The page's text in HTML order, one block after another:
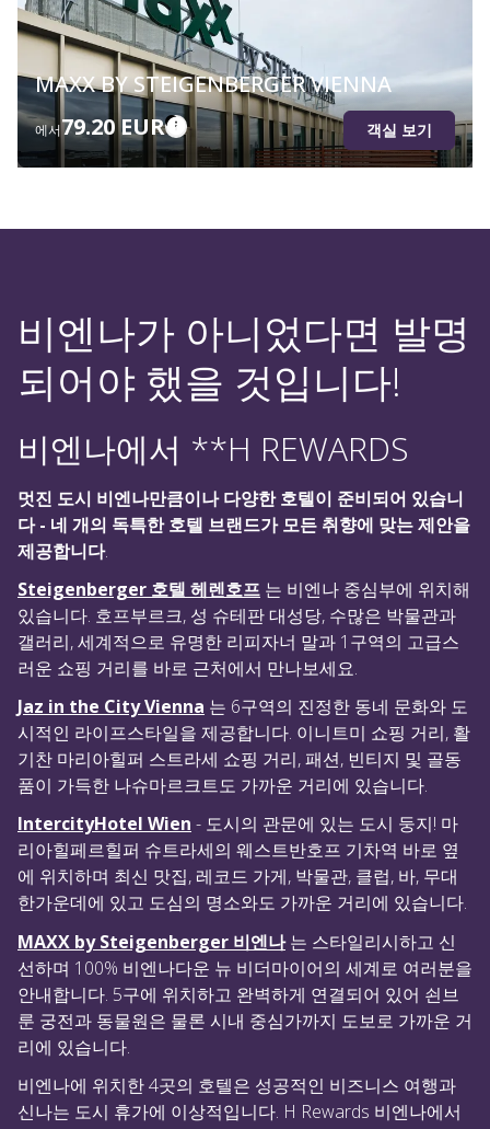
MAXX BY STEIGENBERGER VIENNA
에서79.20 EUR 객실 보기
비엔나가 아니었다면 발명
되어야 했을 것입니다!
비엔나에서 **H REWARDS
멋진 도시 비엔나만큼이나 다양한 호텔이 준비되어 있습니
다 - 네 개의 독특한 호텔 브랜드가 모든 취향에 맞는 제안을
제공합니다.
Steigenberger 호텔 헤렌호프 는 비엔나 중심부에 위치해
있습니다. 호프부르크, 성 슈테판 대성당, 수많은 박물관과
갤러리, 세계적으로 유명한 리피자너 말과 1구역의 고급스
러운 쇼핑 거리를 바로 근처에서 만나보세요.
Jaz in the City Vienna 는 6구역의 진정한 동네 문화와 도
시적인 라이프스타일을 제공합니다. 이니트미 쇼핑 거리, 활
기찬 마리아힐퍼 스트라세 쇼핑 거리, 패션, 빈티지 및 골동
품이 가득한 나슈마르크트도 가까운 거리에 있습니다.
IntercityHotel Wien - 도시의 관문에 있는 도시 둥지! 마
리아힐페르힐퍼 슈트라세의 웨스트반호프 기차역 바로 옆
에 위치하며 최신 맛집, 레코드 가게, 박물관, 클럽, 바, 무대
한가운데에 있고 도심의 명소와도 가까운 거리에 있습니다.
MAXX by Steigenberger 비엔나는 스타일리시하고 신
선하며 100% 비엔나다운 뉴 비더마이어의 세계로 여러분을
안내합니다. 5구에 위치하고 완벽하게 연결되어 있어 쇤브
룬 궁전과 동물원은 물론 시내 중심가까지 도보로 가까운 거
리에 있습니다.
비엔나에 위치한 4곳의 호텔은 성공적인 비즈니스 여행과
신나는 도시 휴가에 이상적입니다. H Rewards 비엔나에서